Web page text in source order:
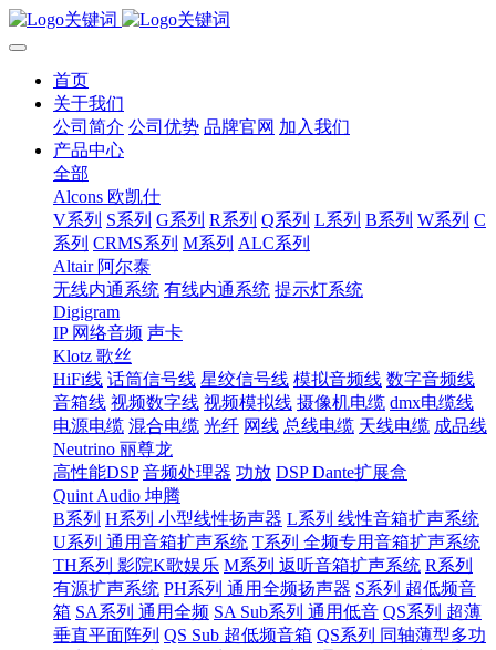
首页
关于我们
公司简介 公司优势 品牌官网 加入我们
产品中心
全部
Alcons 欧凯仕
V系列 S系列 G系列 R系列 Q系列 L系列 B系列 W系列 C
系列 CRMS系列 M系列 ALC系列
Altair 阿尔泰
无线内通系统 有线内通系统 提示灯系统
Digigram
IP 网络音频 声卡
Klotz 歌丝
HiFi线 话筒信号线 星绞信号线 模拟音频线 数字音频线
音箱线 视频数字线 视频模拟线 摄像机电缆 dmx电缆线
电源电缆 混合电缆 光纤 网线 总线电缆 天线电缆 成品线
Neutrino 丽尊龙
高性能DSP 音频处理器 功放 DSP Dante扩展盒
Quint Audio 坤腾
B系列 H系列 小型线性扬声器 L系列 线性音箱扩声系统
U系列 通用音箱扩声系统 T系列 全频专用音箱扩声系统
TH系列 影院K歌娱乐 M系列 返听音箱扩声系统 R系列
有源扩声系统 PH系列 通用全频扬声器 S系列 超低频音
箱 SA系列 通用全频 SA Sub系列 通用低音 QS系列 超薄
垂直平面阵列 QS Sub 超低频音箱 QS系列 同轴薄型多功